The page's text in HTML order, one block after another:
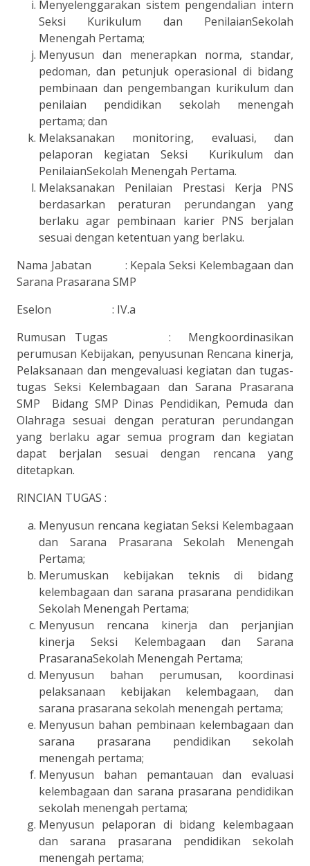
Menyelenggarakan sistem pengendalian intern
Seksi Kurikulum dan PenilaianSekolah
Menengah Pertama;
Menyusun dan menerapkan norma, standar,
pedoman, dan petunjuk operasional di bidang
pembinaan dan pengembangan kurikulum dan
penilaian pendidikan sekolah menengah
pertama; dan
Melaksanakan monitoring, evaluasi, dan
pelaporan kegiatan Seksi Kurikulum dan
PenilaianSekolah Menengah Pertama.
Melaksanakan Penilaian Prestasi Kerja PNS
berdasarkan peraturan perundangan yang
berlaku agar pembinaan karier PNS berjalan
sesuai dengan ketentuan yang berlaku.
Nama Jabatan : Kepala Seksi Kelembagaan dan
Sarana Prasarana SMP
Eselon : IV.a
Rumusan Tugas : Mengkoordinasikan
perumusan Kebijakan, penyusunan Rencana kinerja,
Pelaksanaan dan mengevaluasi kegiatan dan tugas-
tugas Seksi Kelembagaan dan Sarana Prasarana
SMP Bidang SMP Dinas Pendidikan, Pemuda dan
Olahraga sesuai dengan peraturan perundangan
yang berlaku agar semua program dan kegiatan
dapat berjalan sesuai dengan rencana yang
ditetapkan.
RINCIAN TUGAS :
Menyusun rencana kegiatan Seksi Kelembagaan
dan Sarana Prasarana Sekolah Menengah
Pertama;
Merumuskan kebijakan teknis di bidang
kelembagaan dan sarana prasarana pendidikan
Sekolah Menengah Pertama;
Menyusun rencana kinerja dan perjanjian
kinerja Seksi Kelembagaan dan Sarana
PrasaranaSekolah Menengah Pertama;
Menyusun bahan perumusan, koordinasi
pelaksanaan kebijakan kelembagaan, dan
sarana prasarana sekolah menengah pertama;
Menyusun bahan pembinaan kelembagaan dan
sarana prasarana pendidikan sekolah
menengah pertama;
Menyusun bahan pemantauan dan evaluasi
kelembagaan dan sarana prasarana pendidikan
sekolah menengah pertama;
Menyusun pelaporan di bidang kelembagaan
dan sarana prasarana pendidikan sekolah
menengah pertama;